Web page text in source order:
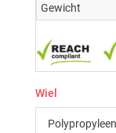
Gewicht
Wiel